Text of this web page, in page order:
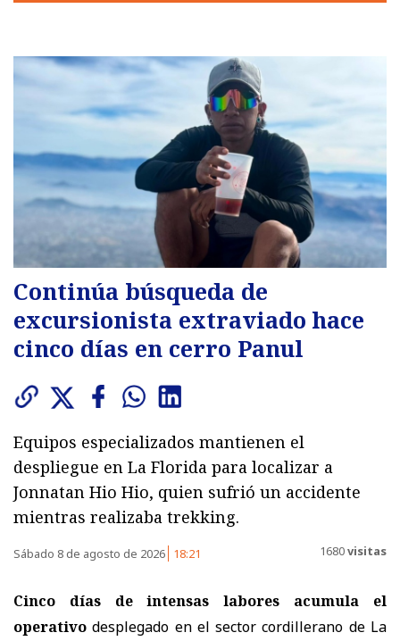
Continúa búsqueda de
excursionista extraviado hace
cinco días en cerro Panul
Equipos especializados mantienen el
despliegue en La Florida para localizar a
Jonnatan Hio Hio, quien sufrió un accidente
mientras realizaba trekking.
Sábado 8 de agosto de 2026 18:21 1680visitas
Cinco días de intensas labores acumula el
operativo desplegado en el sector cordillerano de La